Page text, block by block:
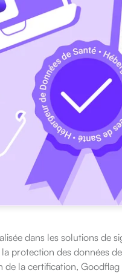
dans les solutions de
protection des données de
de la certification,